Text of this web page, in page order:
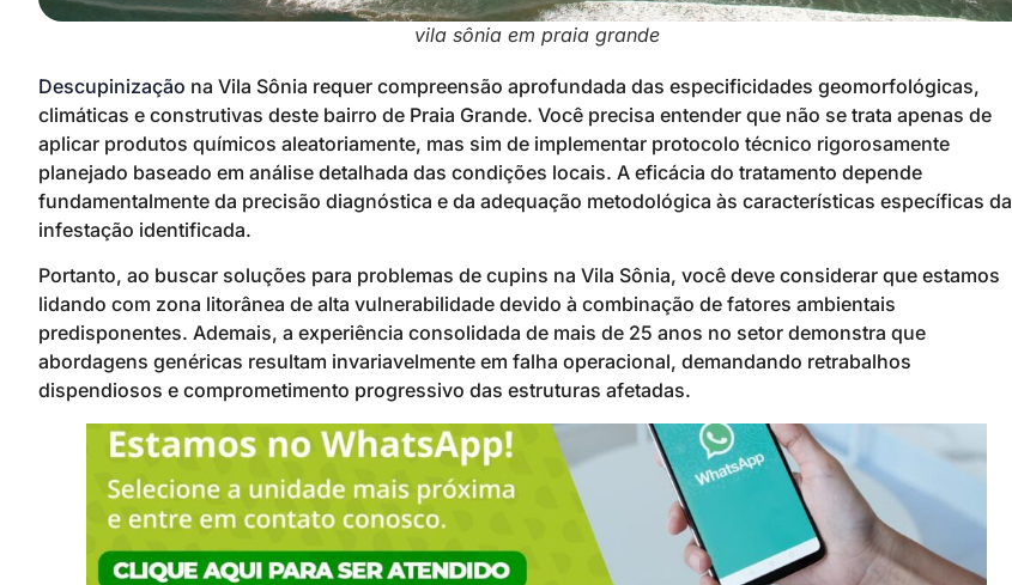
vila sônia em praia grande
Descupinização na Vila Sônia requer compreensão aprofundada das especificidades geomorfológicas,
climáticas e construtivas deste bairro de Praia Grande. Você precisa entender que não se trata apenas de
aplicar produtos químicos aleatoriamente, mas sim de implementar protocolo técnico rigorosamente
planejado baseado em análise detalhada das condições locais. A eficácia do tratamento depende
fundamentalmente da precisão diagnóstica e da adequação metodológica às características específicas da
infestação identificada.
Portanto, ao buscar soluções para problemas de cupins na Vila Sônia, você deve considerar que estamos
lidando com zona litorânea de alta vulnerabilidade devido à combinação de fatores ambientais
predisponentes. Ademais, a experiência consolidada de mais de 25 anos no setor demonstra que
abordagens genéricas resultam invariavelmente em falha operacional, demandando retrabalhos
dispendiosos e comprometimento progressivo das estruturas afetadas.